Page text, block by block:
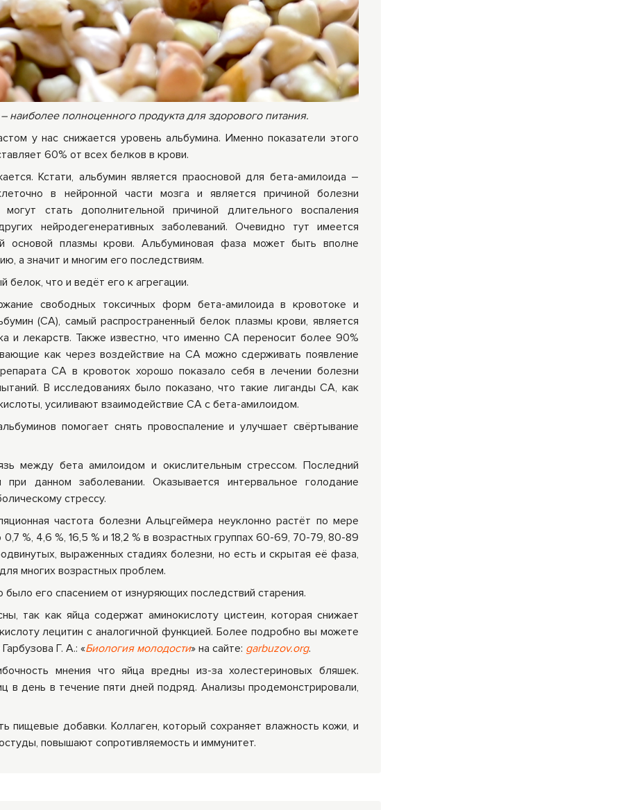
полноценного продукта для здорового питания.
у нас снижается уровень альбумина. Именно показатели этого
60% от всех белков в крови.
Кстати, альбумин является праосновой для бета-амилоида –
в нейронной части мозга и является причиной болезни
стать дополнительной причиной длительного воспаления
нейродегенеративных заболеваний. Очевидно тут имеется
основой плазмы крови. Альбуминовая фаза может быть вполне
а значит и многим его последствиям.
что и ведёт его к агрегации.
свободных токсичных форм бета-амилоида в кровотоке и
(СА), самый распространенный белок плазмы крови, является
и лекарств. Также известно, что именно СА переносит более 90%
как через воздействие на СА можно сдерживать появление
СА в кровоток хорошо показало себя в лечении болезни
В исследованиях было показано, что такие лиганды СА, как
усиливают взаимодействие СА с бета-амилоидом.
помогает снять провоспаление и улучшает свёртывание
между бета амилоидом и окислительным стрессом. Последний
данном заболевании. Оказывается интервальное голодание
стрессу.
частота болезни Альцгеймера неуклонно растёт по мере
%, 4,6 %, 16,5 % и 18,2 % в возрастных группах 60-69, 70-79, 80-89
выраженных стадиях болезни, но есть и скрытая её фаза,
многих возрастных проблем.
его спасением от изнуряющих последствий старения.
так как яйца содержат аминокислоту цистеин, которая снижает
лецитин с аналогичной функцией. Более подробно вы можете
Г. А.: «Биология молодости» на сайте: garbuzov.org.
мнения что яйца вредны из-за холестериновых бляшек.
в день в течение пяти дней подряд. Анализы продемонстрировали,
пищевые добавки. Коллаген, который сохраняет влажность кожи, и
повышают сопротивляемость и иммунитет.